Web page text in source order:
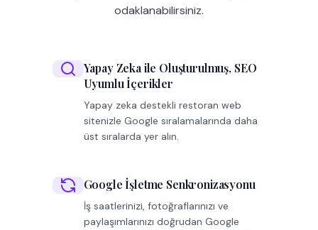
odaklanabilirsiniz.
Yapay Zeka ile Oluşturulmuş, SEO
Uyumlu İçerikler
Yapay zeka destekli restoran web
sitenizle Google sıralamalarında daha
üst sıralarda yer alın.
Google İşletme Senkronizasyonu
İş saatlerinizi, fotoğraflarınızı ve
paylaşımlarınızı doğrudan Google